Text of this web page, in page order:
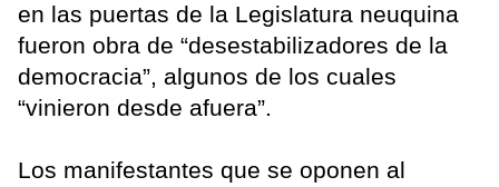
en las puertas de la Legislatura neuquina
fueron obra de “desestabilizadores de la
democracia”, algunos de los cuales
“vinieron desde afuera”.
Los manifestantes que se oponen al